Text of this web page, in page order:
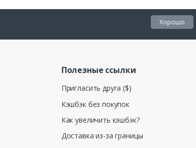
Хорошо
Полезные ссылки
Пригласить друга ($)
Кэшбэк без покупок
Как увеличить кэшбэк?
Доставка из-за границы